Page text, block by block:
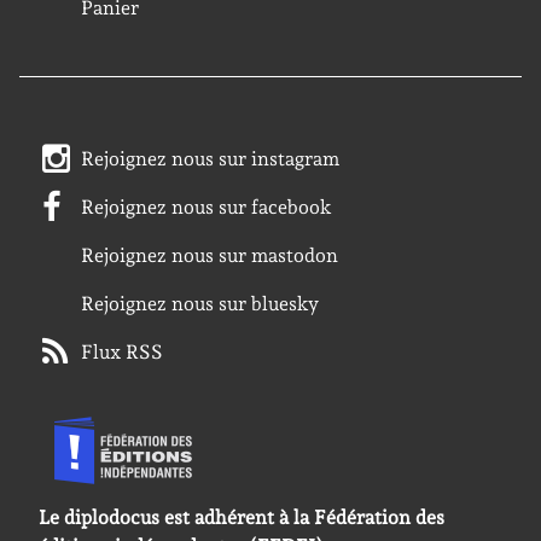
Panier
Rejoignez nous sur instagram
Rejoignez nous sur facebook
Rejoignez nous sur mastodon
Rejoignez nous sur bluesky
Flux RSS
Le diplodocus est adhérent à la Fédération des